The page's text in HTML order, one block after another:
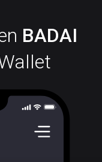
BADAI